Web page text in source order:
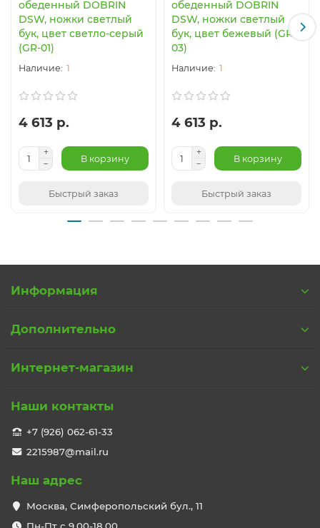
обеденный DOBRIN
DSW, ножки светлый
бук, цвет светло-серый
(GR-01)
1
4 613 р.
В корзину
Быстрый заказ
обеденный DOBRIN
DSW, ножки светлый
бук, цвет бежевый (GR-
03)
1
4 613 р.
В корзину
Быстрый заказ
Информация
Дополнительно
Интернет-магазин
Наши контакты
+7 (926) 062-61-33
2215987@mail.ru
Наш адрес
Москва, Симферопольский бул., 11